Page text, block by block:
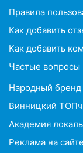
Правила
Как добавить
Как добавить
Частые вопросы
Народный
Винницкий
Академия
Реклама на сайте